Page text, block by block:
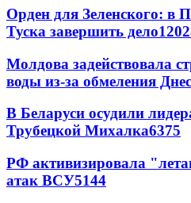
Орден для Зеленского: в
Туска завершить дело
Молдова задействовала
воды из-за обмеления
В Беларуси осудили
Трубецкой Михалка6375
РФ активизировала
атак ВСУ5144